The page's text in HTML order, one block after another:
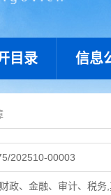
目录 信息
202510-00003
政、金融、审计、税务,